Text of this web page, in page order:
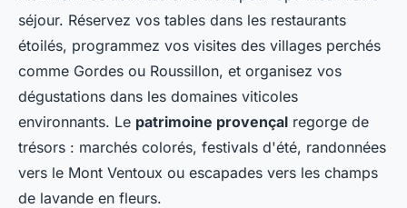
séjour. Réservez vos tables dans les restaurants
étoilés, programmez vos visites des villages perchés
comme Gordes ou Roussillon, et organisez vos
dégustations dans les domaines viticoles
environnants. Le patrimoine provençal regorge de
trésors : marchés colorés, festivals d'été, randonnées
vers le Mont Ventoux ou escapades vers les champs
de lavande en fleurs.